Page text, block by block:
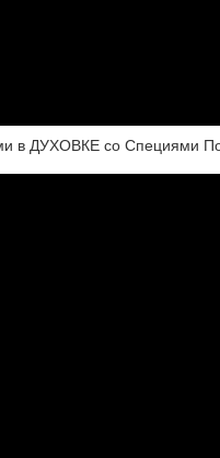
со Специями По